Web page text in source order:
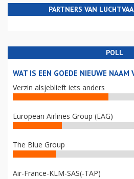
PARTNERS VAN
POLL
WAT IS EEN GOEDE NIEUWE NAAM
Verzin alsjeblieft iets anders
European Airlines Group (EAG)
The Blue Group
Air-France-KLM-SAS(-TAP)